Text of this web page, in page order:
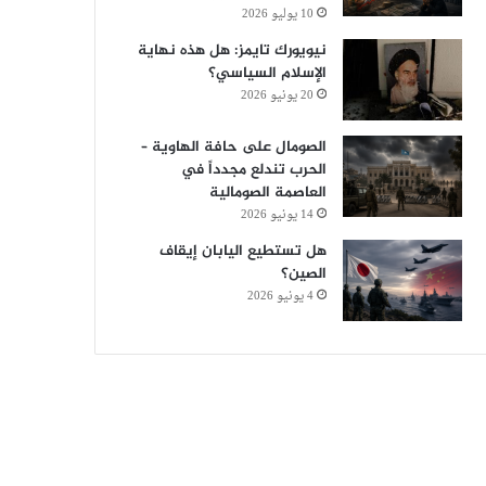
10 يوليو 2026
نيويورك تايمز: هل هذه نهاية
الإسلام السياسي؟
20 يونيو 2026
الصومال على حافة الهاوية –
الحرب تندلع مجدداً في
العاصمة الصومالية
14 يونيو 2026
هل تستطيع اليابان إيقاف
الصين؟
4 يونيو 2026